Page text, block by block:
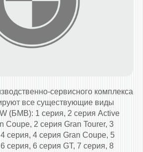
сервисного комплекса
все существующие виды
(БМВ): 1 серия, 2 серия Active
Coupe, 2 серия Gran Tourer, 3
серия, 4 серия Gran Coupe, 5
серия, 6 серия GT, 7 серия, 8